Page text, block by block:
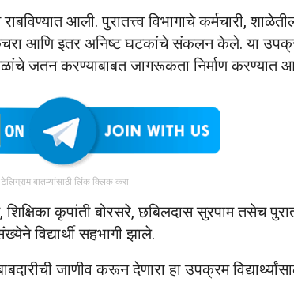
आली. पुरातत्त्व विभागाचे कर्मचारी,
कचरा आणि इतर अनिष्ट घटकांचे संकलन केले. या
जतन करण्याबाबत जागरूकता निर्माण करण्यात
टेलिग्राम बातम्यांसाठी लिंक क्लिक करा
कृपांती बोरसरे, छबिलदास सुरपाम तसेच
विद्यार्थी सहभागी झाले.
जाणीव करून देणारा हा उपक्रम